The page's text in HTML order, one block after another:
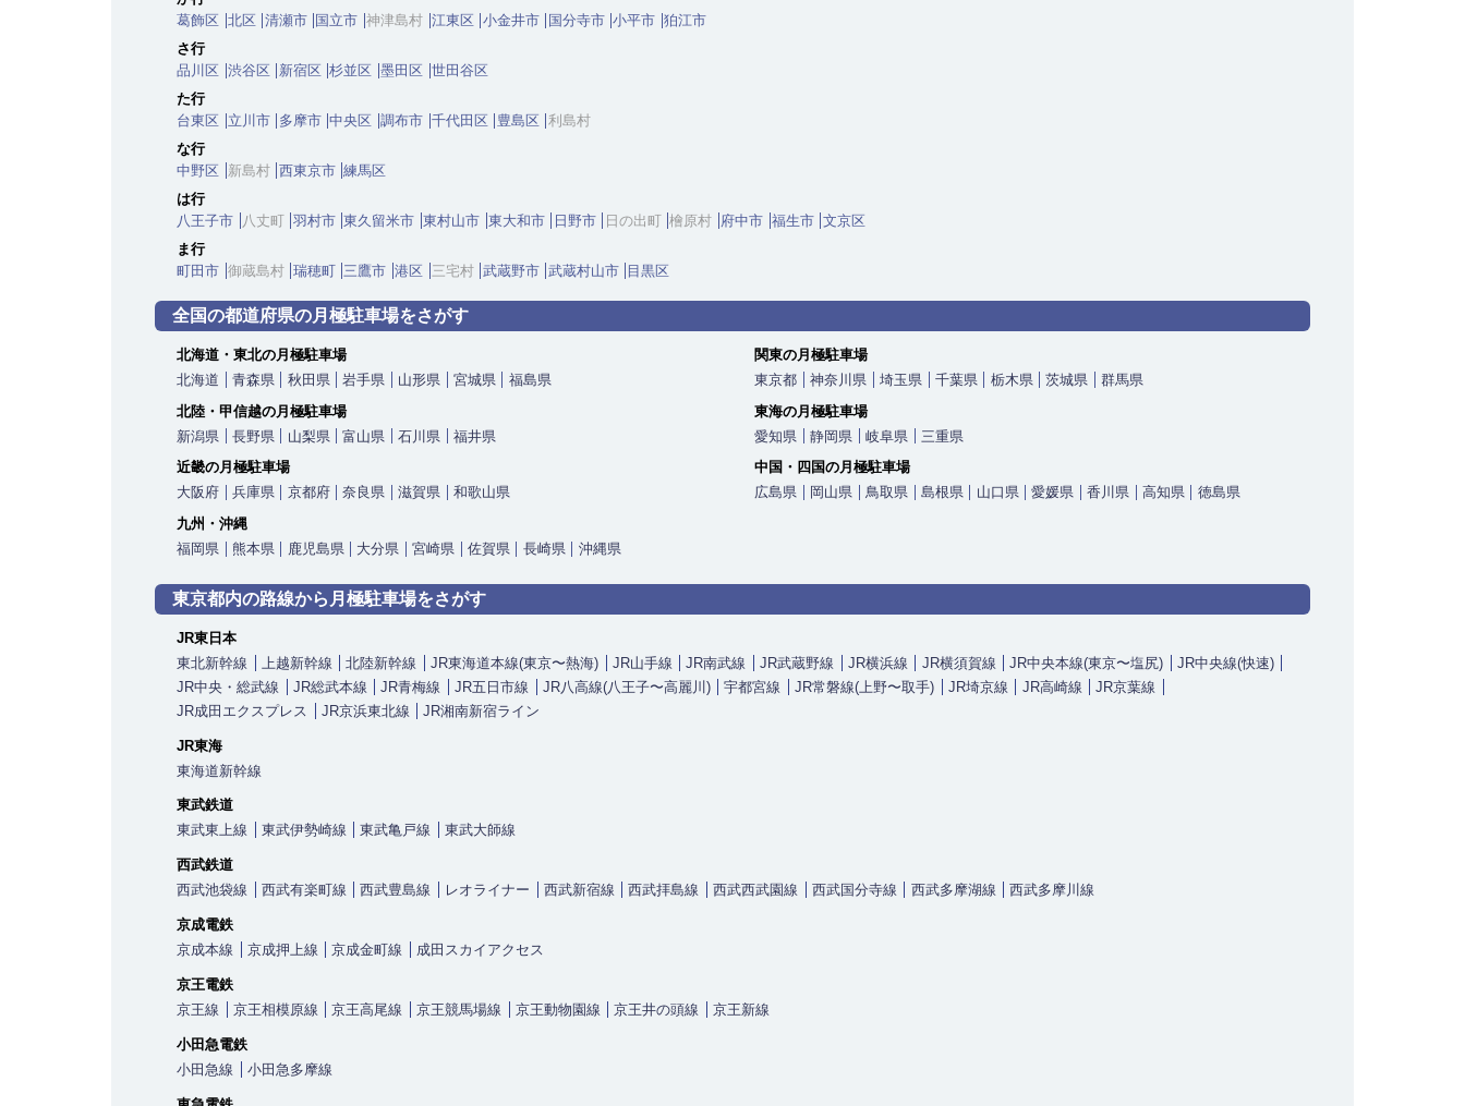
葛飾区 北区 清瀬市 国立市 神津島村 江東区 小金井市 国分寺市 小平市 狛江市
さ行
品川区 渋谷区 新宿区 杉並区 墨田区 世田谷区
た行
台東区
立川市 多摩市 中央区 調布市 千代田区 豊島区 利島村
な行
中野区
新島村 西東京市 練馬区
は行
八王子市
八丈町 羽村市 東久留米市 東村山市 東大和市 日野市 日の出町 檜原村 府中市 福生市 文京区
ま行
町田市 御蔵島村 瑞穂町 三鷹市 港区 三宅村 武蔵野市 武蔵村山市 目黒区
全国の都道府県の月極駐車場をさがす
北海道・東北の月極駐車場
北海道
青森県 秋田県 岩手県 山形県 宮城県 福島県
関東の月極駐車場
東京都
神奈川県 埼玉県 千葉県 栃木県 茨城県
群馬県
北陸・甲信越の月極駐車場
新潟県
長野県 山梨県 富山県 石川県 福井県
東海の月極駐車場
愛知県
静岡県 岐阜県
三重県
近畿の月極駐車場
大阪府
兵庫県 京都府 奈良県 滋賀県 和歌山県
中国・四国の月極駐車場
広島県
岡山県 鳥取県 島根県 山口県 愛媛県 香川県 高知県
徳島県
九州・沖縄
福岡県
熊本県 鹿児島県 大分県 宮崎県 佐賀県 長崎県 沖縄県
東京都内の路線から 月極駐車場をさがす
JR東日本
東北新幹線
上越新幹線 北陸新幹線 JR東海道本線(東京〜熱海) JR山手線 JR南武線 JR武蔵野線 JR横浜線 JR横須賀線 JR中央本線(東京〜塩尻)
JR中央線(快速)
JR中央・総武線
JR総武本線 JR青梅線 JR五日市線 JR八高線(八王子〜高麗川) 宇都宮線 JR常磐線(上野〜取手) JR埼京線 JR高崎線
JR京葉線
JR成田エクスプレス
JR京浜東北線 JR湘南新宿ライン
JR東海
東海道新幹線
東武鉄道
東武東上線
東武伊勢崎線 東武亀戸線 東武大師線
西武鉄道
西武池袋線
西武有楽町線 西武豊島線 レオライナー 西武新宿線 西武拝島線 西武西武園線 西武国分寺線 西武多摩湖線 西武多摩川線
京成電鉄
京成本線
京成押上線 京成金町線 成田スカイアクセス
京王電鉄
京王線
京王相模原線 京王高尾線 京王競馬場線 京王動物園線 京王井の頭線 京王新線
小田急電鉄
小田急線
小田急多摩線